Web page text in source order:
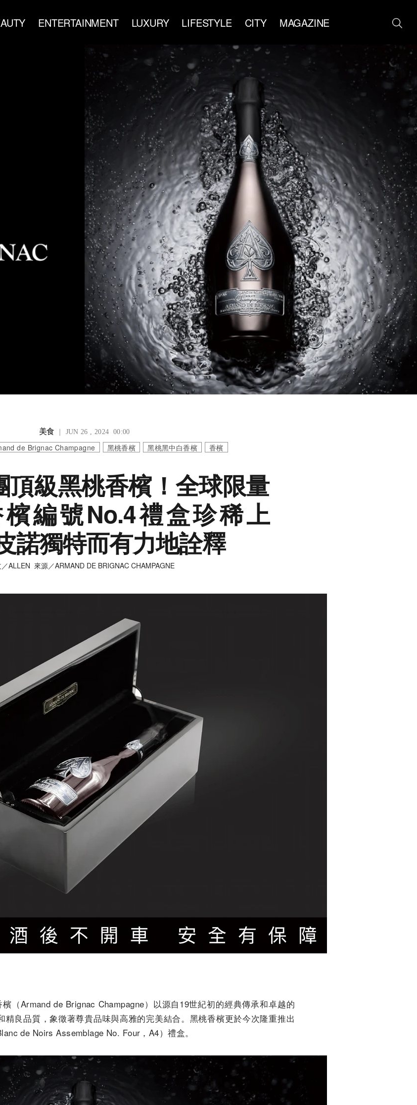
ENTERTAINMENT LUXURY LIFESTYLE CITY MAGAZINE
美食 ｜ JUN 26 , 2024 00:00
de Brignac Champagne 黑桃香檳 黑桃黑中白香檳 香檳
頂級黑桃香檳！全球限量
編號No.4禮盒珍稀上
諾獨特而有力地詮釋
ALLEN 來源／ARMAND DE BRIGNAC CHAMPAGNE
（Armand de Brignac Champagne）以源自19世紀初的經典傳承和卓越的
精良品質，象徵著尊貴品味與高雅的完美結合。黑桃香檳更於今次隆重推出
de Noirs Assemblage No. Four，A4）禮盒。